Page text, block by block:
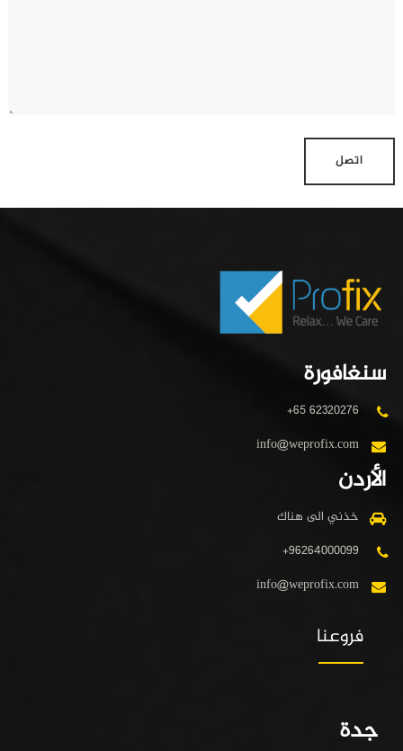
اتصل
سنغافورة
+65 62320276
info@weprofix.com
الأردن
خذني الى هناك
+96264000099
info@weprofix.com
فروعنا
جدة